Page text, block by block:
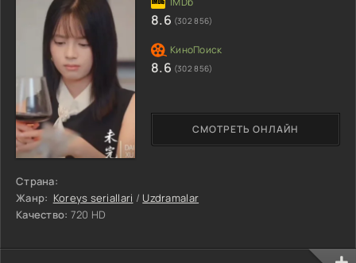
Страна:
Жанр: Koreys seriallari / Uzdramalar
Качество: 720 HD
СМОТРЕТЬ ОНЛАЙН
8.6 (302 856)
8.6 (302 856)